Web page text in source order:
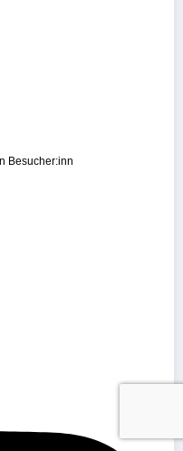
Besucher:inn